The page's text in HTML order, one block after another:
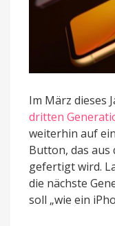
Im März dieses
dritten
weiterhin auf
Button, das aus
gefertigt wird.
die nächste
soll „wie ein